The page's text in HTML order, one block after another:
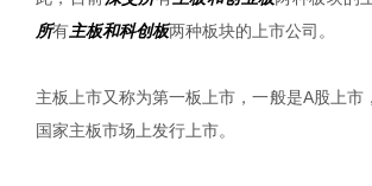
所有主板和科创板两种板块的上市公司。
主板上市又称为第一板上市，一般是A股上市
国家主板市场上发行上市。